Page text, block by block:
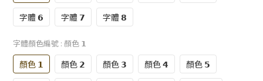
字體 𝟲
字體 𝟳 字體 𝟴
字體顏色編號 : 顏色 𝟭
顏色 𝟭 顏色 𝟮 顏色 𝟯 顏色 𝟰
顏色 𝟱